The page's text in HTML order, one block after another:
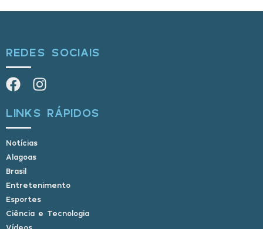
REDES SOCIAIS
LINKS RÁPIDOS
Notícias
Alagoas
Brasil
Entretenimento
Esportes
Ciência e Tecnologia